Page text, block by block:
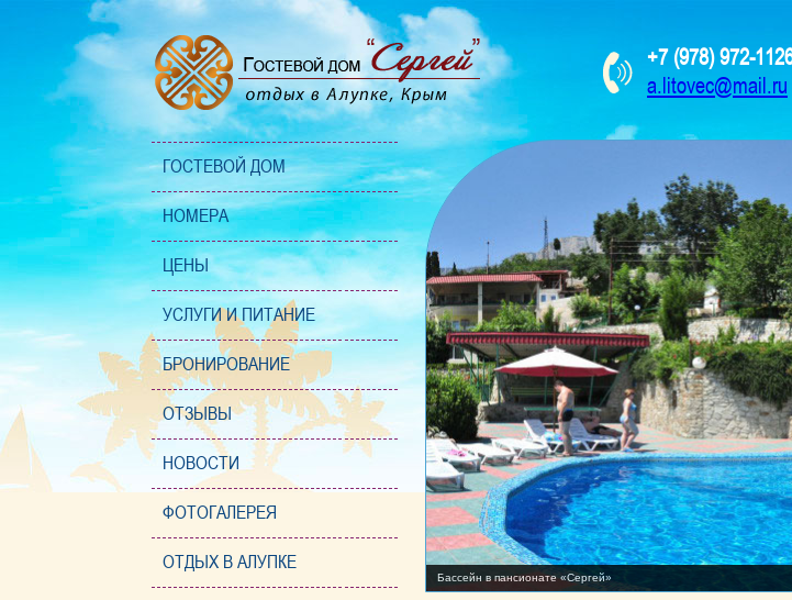
+7 (978) 972-
a.litovec@mail.ru
Бассейн в пансионате «Сергей»
ГОСТЕВОЙ ДОМ
НОМЕРА
ЦЕНЫ
УСЛУГИ И ПИТАНИЕ
БРОНИРОВАНИЕ
ОТЗЫВЫ
НОВОСТИ
ФОТОГАЛЕРЕЯ
ОТДЫХ В АЛУПКЕ